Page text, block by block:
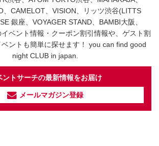
、CAMELOT、VISION、リッツ渋谷(LITTS
銀座、VOYAGER STAND、BAMBI大阪、
ベント情報・クーポン割引情報や、ゲスト割
ントも簡単に探せます！ you can find good
night CLUB in japan.
ントサーチの最新情報をお届け
メールマガジン登録